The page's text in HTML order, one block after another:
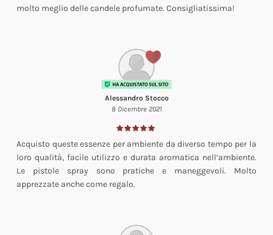
molto meglio delle candele profumate. Consigliatissima!
Alessandro Stocco
8 Dicembre 2021
Acquisto queste essenze per ambiente da diverso tempo per la
loro qualità, facile utilizzo e durata aromatica nell’ambiente.
Le pistole spray sono pratiche e maneggevoli. Molto
apprezzate anche come regalo.